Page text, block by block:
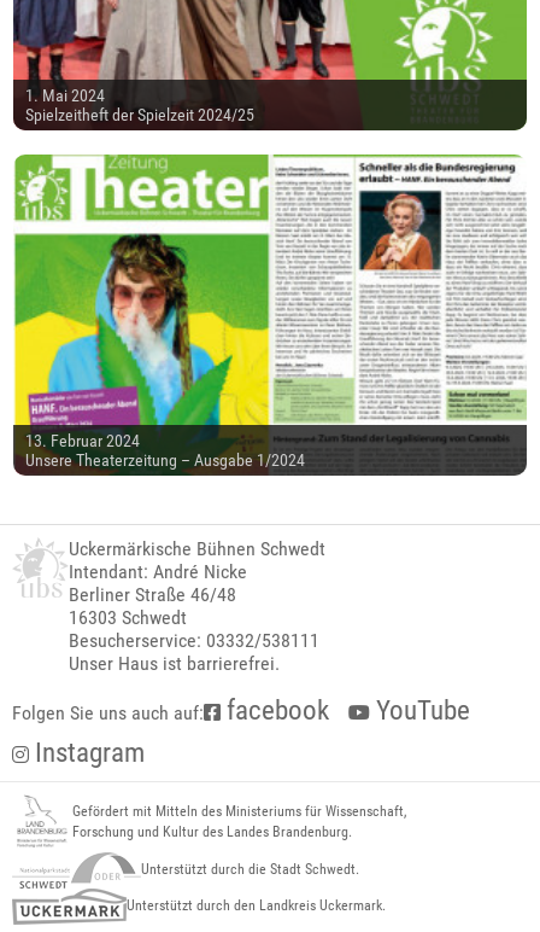
1. Mai 2024
Spielzeitheft der Spielzeit 2024/25
13. Februar 2024
Unsere Theaterzeitung – Ausgabe 1/2024
Uckermärkische Bühnen Schwedt
Intendant: André Nicke
Berliner Straße 46/48
16303 Schwedt
Besucherservice: 03332/538111
Unser Haus ist barrierefrei.
Folgen Sie uns auch auf: facebook
YouTube
Instagram
Gefördert mit Mitteln des Ministeriums für Wissenschaft,
Forschung und Kultur des Landes Brandenburg.
Unterstützt durch die Stadt Schwedt.
Unterstützt durch den Landkreis Uckermark.